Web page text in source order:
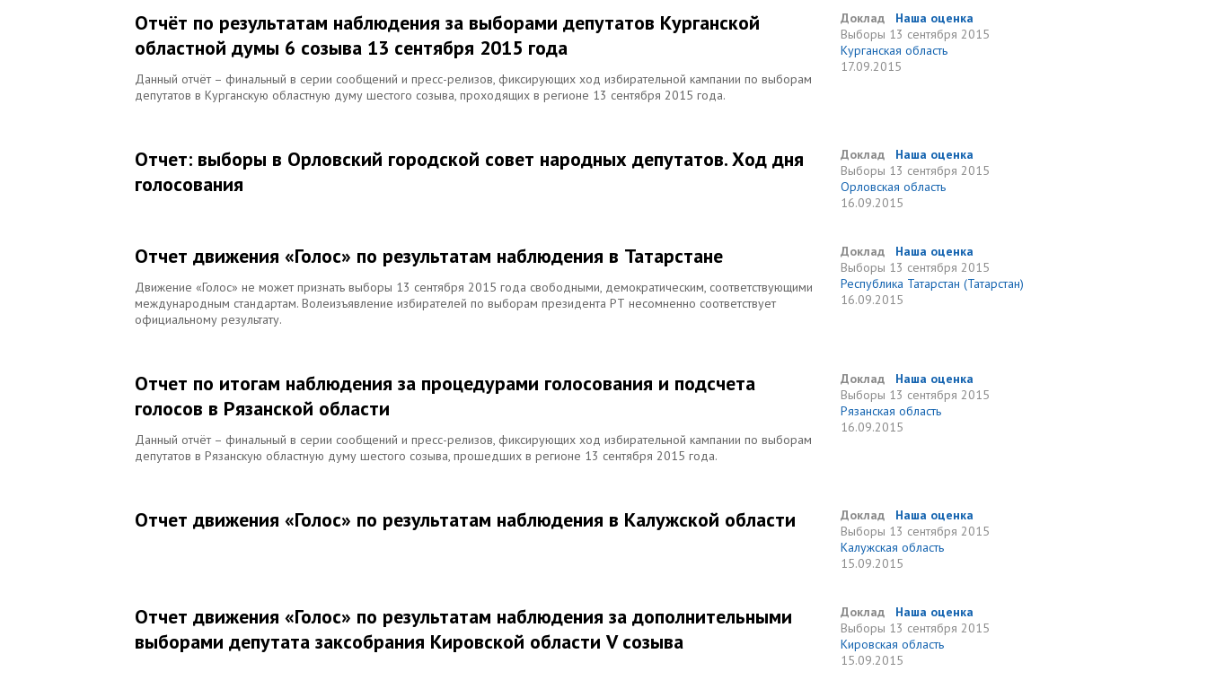
Отчёт по результатам наблюдения за выборами депутатов Курганской
областной думы 6 созыва 13 сентября 2015 года
Данный отчёт – финальный в серии сообщений и пресс-релизов, фиксирующих ход избирательной кампании по выборам
депутатов в Курганскую областную думу шестого созыва, проходящих в регионе 13 сентября 2015 года.
Доклад
Наша оценка
Выборы 13 сентября 2015
Курганская область
17.09.2015
Отчет: выборы в Орловский городской совет народных депутатов. Ход дня
голосования
Доклад
Наша оценка
Выборы 13 сентября 2015
Орловская область
16.09.2015
Отчет движения «Голос» по результатам наблюдения в Татарстане
Движение «Голос» не может признать выборы 13 сентября 2015 года свободными, демократическим, соответствующими
международным стандартам. Волеизъявление избирателей по выборам президента РТ несомненно соответствует
официальному результату.
Доклад
Наша оценка
Выборы 13 сентября 2015
Республика Татарстан (Татарстан)
16.09.2015
Отчет по итогам наблюдения за процедурами голосования и подсчета
голосов в Рязанской области
Данный отчёт – финальный в серии сообщений и пресс-релизов, фиксирующих ход избирательной кампании по выборам
депутатов в Рязанскую областную думу шестого созыва, прошедших в регионе 13 сентября 2015 года.
Доклад
Наша оценка
Выборы 13 сентября 2015
Рязанская область
16.09.2015
Отчет движения «Голос» по результатам наблюдения в Калужской области Доклад
Наша оценка
Выборы 13 сентября 2015
Калужская область
15.09.2015
Отчет движения «Голос» по результатам наблюдения за дополнительными
выборами депутата заксобрания Кировской области V созыва
Доклад
Наша оценка
Выборы 13 сентября 2015
Кировская область
15.09.2015